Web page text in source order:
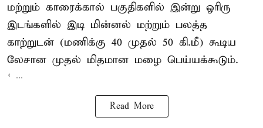
மற்றும் காரைக்கால் பகுதிகளில் இன்று ஓரிரு
இடங்களில் இடி மின்னல் மற்றும் பலத்த
காற்றுடன் (மணிக்கு 40 முதல் 50 கி.மீ) கூடிய
லேசான முதல் மிதமான மழை பெய்யக்கூடும்.
< ...
Read More